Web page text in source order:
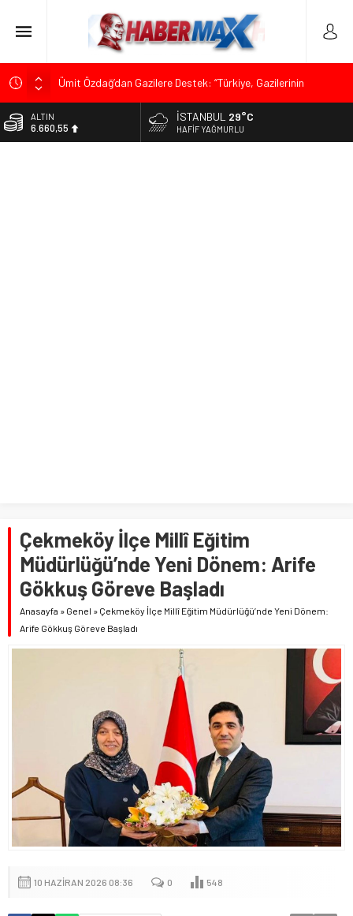
Ümit Özdağ’dan Gazilere Destek: “Türkiye, Gazilerinin
TOKDEF Başkanı Fevzi Can Büşürüm’de Sert Konuştu: “Bu
ALTIN
6.660,55
İSTANBUL 29°C
HAFIF YAĞMURLU
Çekmeköy İlçe Millî Eğitim
Müdürlüğü’nde Yeni Dönem: Arife
Gökkuş Göreve Başladı
Anasayfa » Genel » Çekmeköy İlçe Millî Eğitim Müdürlüğü’nde Yeni Dönem:
Arife Gökkuş Göreve Başladı
10 HAZIRAN 2026 08:36 0 548